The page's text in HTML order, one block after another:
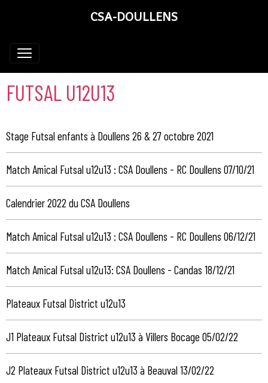
CSA-DOULLENS
FUTSAL U12U13
Stage Futsal enfants à Doullens 26 & 27 octobre 2021
Match Amical Futsal u12u13 : CSA Doullens - RC Doullens 07/10/21
Calendrier 2022 du CSA Doullens
Match Amical Futsal u12u13 : CSA Doullens - RC Doullens 06/12/21
Match Amical Futsal u12u13: CSA Doullens - Candas 18/12/21
Plateaux Futsal District u12u13
J1 Plateaux Futsal District u12u13 à Villers Bocage 05/02/22
J2 Plateaux Futsal District u12u13 à Beauval 13/02/22